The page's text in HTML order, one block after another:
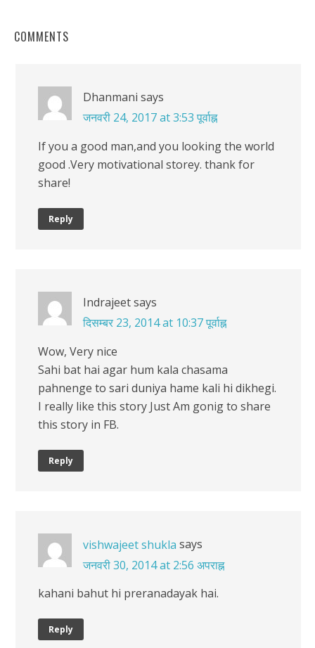
COMMENTS
Dhanmani says
जनवरी 24, 2017 at 3:53 पूर्वाह्न
If you a good man,and you looking the world
good .Very motivational storey. thank for
share!
Reply
Indrajeetsays
दिसम्बर 23, 2014 at 10:37 पूर्वाह्न
Wow, Very nice
Sahi bat hai agar hum kala chasama
pahnenge to sari duniya hame kali hi dikhegi.
I really like this story Just Am gonig to share
this story in FB.
Reply
vishwajeet shukla says
जनवरी 30, 2014 at 2:56 अपराह्न
kahani bahut hi preranadayak hai.
Reply